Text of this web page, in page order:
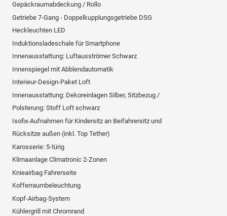
Gepäckraumabdeckung / Rollo
Getriebe 7-Gang - Doppelkupplungsgetriebe DSG
Heckleuchten LED
Induktionsladeschale für Smartphone
Innenausstattung: Luftausströmer Schwarz
Innenspiegel mit Abblendautomatik
Interieur-Design-Paket Loft
Innenausstattung: Dekoreinlagen Silber, Sitzbezug /
Polsterung: Stoff Loft schwarz
Isofix-Aufnahmen für Kindersitz an Beifahrersitz und
Rücksitze außen (inkl. Top Tether)
Karosserie: 5-türig
Klimaanlage Climatronic 2-Zonen
Knieairbag Fahrerseite
Kofferraumbeleuchtung
Kopf-Airbag-System
Kühlergrill mit Chromrand